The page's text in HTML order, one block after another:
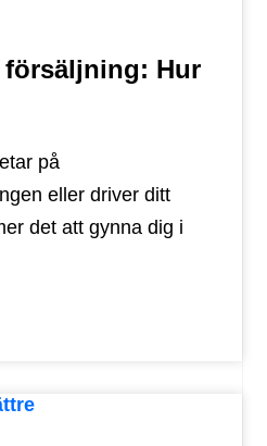
Hur
på
eller driver ditt
det att gynna dig i